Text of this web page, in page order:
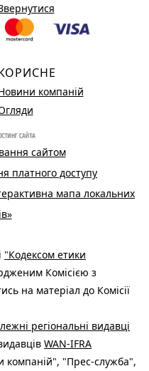
компаній
сайтом
платного доступу
мапа локальних
"Кодексом етики
Комісією з
на матеріал до Комісії
регіональні видавці
WAN-IFRA
компаній", "Прес-служба",